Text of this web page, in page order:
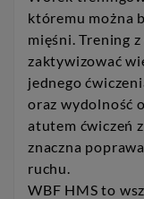
któremu można
mięśni. Trening
zaktywizować
jednego
oraz wydolność
atutem ćwiczeń
znaczna
ruchu.
WBF HMS to